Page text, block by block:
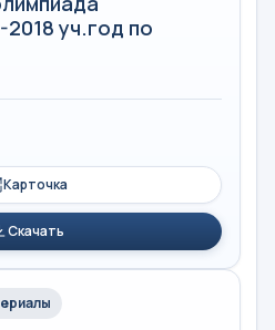
уч.год по
Карточка
Скачать